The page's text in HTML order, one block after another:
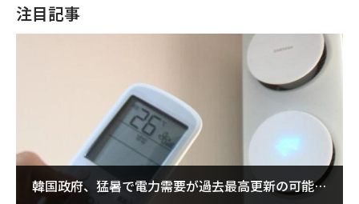
注目記事
韓国政府、猛暑で電力需要が過去最高更新の可能性